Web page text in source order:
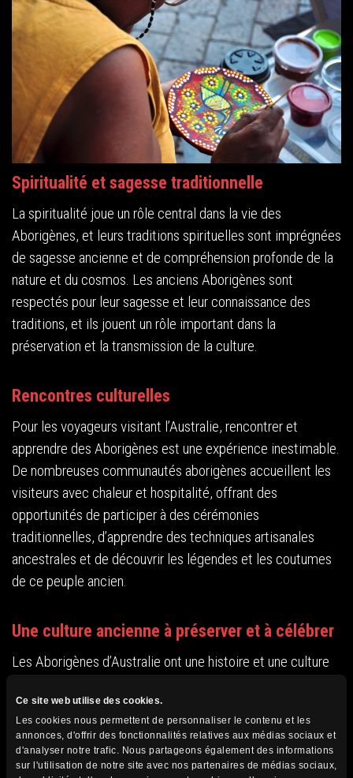
Ce site web utilise des cookies.
Les cookies nous permettent de personnaliser le contenu et les
annonces, d'offrir des fonctionnalités relatives aux médias sociaux et
d'analyser notre trafic. Nous partageons également des informations
sur l'utilisation de notre site avec nos partenaires de médias sociaux,
Spiritualité et sagesse traditionnelle
La spiritualité joue un rôle central dans la vie des
Aborigènes, et leurs traditions spirituelles sont imprégnées
de sagesse ancienne et de compréhension profonde de la
nature et du cosmos. Les anciens Aborigènes sont
respectés pour leur sagesse et leur connaissance des
traditions, et ils jouent un rôle important dans la
préservation et la transmission de la culture.
Rencontres culturelles
Pour les voyageurs visitant l’Australie, rencontrer et
apprendre des Aborigènes est une expérience inestimable.
De nombreuses communautés aborigènes accueillent les
visiteurs avec chaleur et hospitalité, offrant des
opportunités de participer à des cérémonies
traditionnelles, d’apprendre des techniques artisanales
ancestrales et de découvrir les légendes et les coutumes
de ce peuple ancien.
Une culture ancienne à préserver et à célébrer
Les Aborigènes d’Australie ont une histoire et une culture
découvrant les traditions, les valeurs et les coutumes de
ce peuple fascinant, les voyageurs peuvent acquérir une
compréhension plus profonde de l’Australie et de son
héritage culturel unique. Que ce soit à travers des